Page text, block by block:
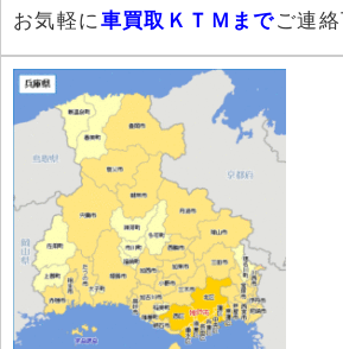
お気軽に車買取ＫＴＭまでご連